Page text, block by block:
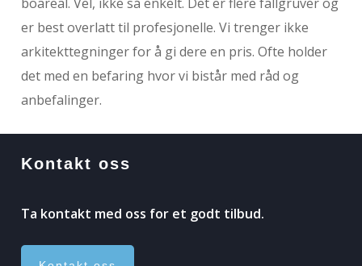
er best overlatt til profesjonelle. Vi trenger ikke
arkitekttegninger for å gi dere en pris. Ofte holder
det med en befaring hvor vi bistår med råd og
anbefalinger.
Kontakt oss
Ta kontakt med oss for et godt tilbud.